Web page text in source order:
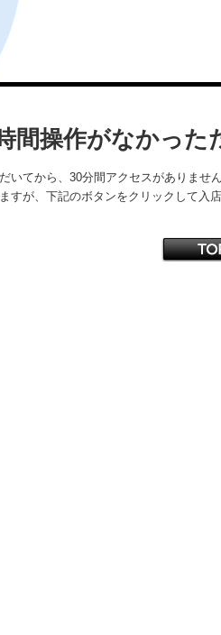
間操作がなかった
いてから、30分間アクセスがありませ
すが、下記のボタンをクリックして入